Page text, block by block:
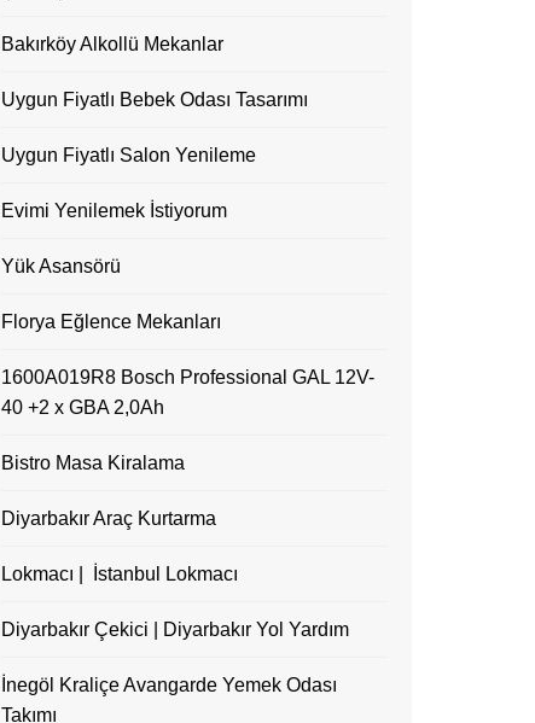
Bakırköy Alkollü Mekanlar
Uygun Fiyatlı Bebek Odası Tasarımı
Uygun Fiyatlı Salon Yenileme
Evimi Yenilemek İstiyorum
Yük Asansörü
Florya Eğlence Mekanları
1600A019R8 Bosch Professional GAL 12V-
40 +2 x GBA 2,0Ah
Bistro Masa Kiralama
Diyarbakır Araç Kurtarma
Lokmacı | İstanbul Lokmacı
Diyarbakır Çekici | Diyarbakır Yol Yardım
İnegöl Kraliçe Avangarde Yemek Odası
Takımı